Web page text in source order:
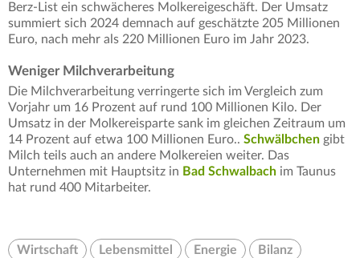
Berz-List ein schwächeres Molkereigeschäft. Der Umsatz
summiert sich 2024 demnach auf geschätzte 205 Millionen
Euro, nach mehr als 220 Millionen Euro im Jahr 2023.
Weniger Milchverarbeitung
Die Milchverarbeitung verringerte sich im Vergleich zum
Vorjahr um 16 Prozent auf rund 100 Millionen Kilo. Der
Umsatz in der Molkereisparte sank im gleichen Zeitraum um
14 Prozent auf etwa 100 Millionen Euro.. Schwälbchen gibt
Milch teils auch an andere Molkereien weiter. Das
Unternehmen mit Hauptsitz in Bad Schwalbach im Taunus
hat rund 400 Mitarbeiter.
Wirtschaft Lebensmittel Energie Bilanz